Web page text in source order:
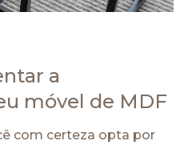
a
móvel de MDF
com certeza opta por